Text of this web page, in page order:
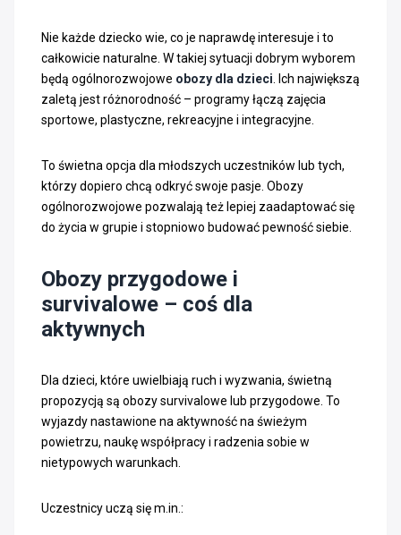
Nie każde dziecko wie, co je naprawdę interesuje i to
całkowicie naturalne. W takiej sytuacji dobrym wyborem
będą ogólnorozwojowe obozy dla dzieci . Ich największą
zaletą jest różnorodność – programy łączą zajęcia
sportowe, plastyczne, rekreacyjne i integracyjne.
To świetna opcja dla młodszych uczestników lub tych,
którzy dopiero chcą odkryć swoje pasje. Obozy
ogólnorozwojowe pozwalają też lepiej zaadaptować się
do życia w grupie i stopniowo budować pewność siebie.
Obozy przygodowe i
survivalowe – coś dla
aktywnych
Dla dzieci, które uwielbiają ruch i wyzwania, świetną
propozycją są obozy survivalowe lub przygodowe. To
wyjazdy nastawione na aktywność na świeżym
powietrzu, naukę współpracy i radzenia sobie w
nietypowych warunkach.
Uczestnicy uczą się m.in.: